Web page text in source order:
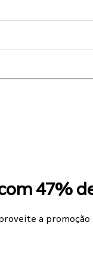
47%
a promoção